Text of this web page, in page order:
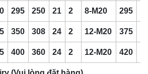
295 250 21 2 8-M20 295
350 308 24 2 12-M20 375
400 360 24 2 12-M20 420